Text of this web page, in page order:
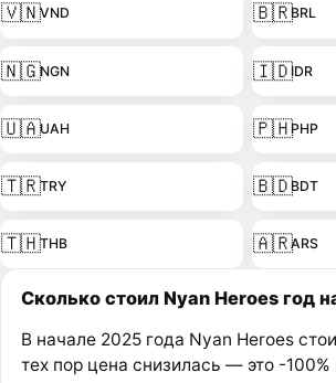
🇻🇳VND 🇧🇷BRL
🇳🇬NGN 🇮🇩IDR
🇺🇦UAH 🇵🇭PHP
🇹🇷TRY 🇧🇩BDT
🇹🇭THB 🇦🇷ARS
Сколько стоил Nyan Heroes год
В начале 2025 года Nyan Heroes
тех пор цена снизилась — это -